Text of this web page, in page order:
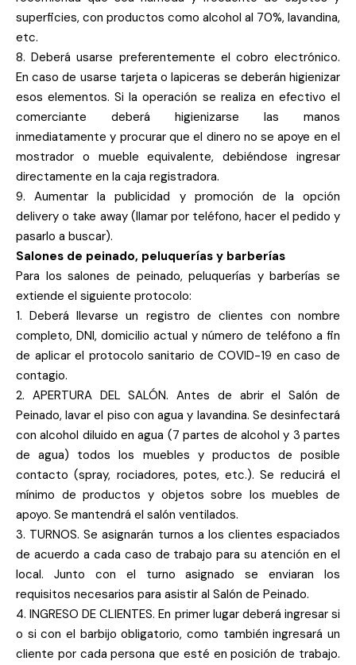
superficies, con productos como alcohol al 70%, lavandina,
etc.
8. Deberá usarse preferentemente el cobro electrónico.
En caso de usarse tarjeta o lapiceras se deberán higienizar
esos elementos. Si la operación se realiza en efectivo el
comerciante deberá higienizarse las manos
inmediatamente y procurar que el dinero no se apoye en el
mostrador o mueble equivalente, debiéndose ingresar
directamente en la caja registradora.
9. Aumentar la publicidad y promoción de la opción
delivery o take away (llamar por teléfono, hacer el pedido y
pasarlo a buscar).
Salones de peinado, peluquerías y barberías
Para los salones de peinado, peluquerías y barberías se
extiende el siguiente protocolo:
1. Deberá llevarse un registro de clientes con nombre
completo, DNI, domicilio actual y número de teléfono a fin
de aplicar el protocolo sanitario de COVID-19 en caso de
contagio.
2. APERTURA DEL SALÓN. Antes de abrir el Salón de
Peinado, lavar el piso con agua y lavandina. Se desinfectará
con alcohol diluido en agua (7 partes de alcohol y 3 partes
de agua) todos los muebles y productos de posible
contacto (spray, rociadores, potes, etc.). Se reducirá el
mínimo de productos y objetos sobre los muebles de
apoyo. Se mantendrá el salón ventilados.
3. TURNOS. Se asignarán turnos a los clientes espaciados
de acuerdo a cada caso de trabajo para su atención en el
local. Junto con el turno asignado se enviaran los
requisitos necesarios para asistir al Salón de Peinado.
4. INGRESO DE CLIENTES. En primer lugar deberá ingresar si
o si con el barbijo obligatorio, como también ingresará un
cliente por cada persona que esté en posición de trabajo.